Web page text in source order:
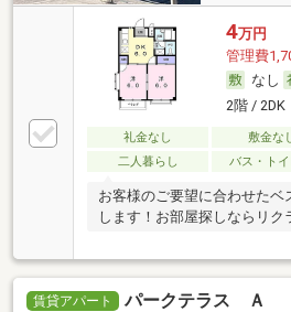
4万円
管理費
なし
2階 / 2DK
礼金なし 敷金な
二人暮らし
バス・ト
お客様のご要望に合わせたベ
します！お部屋探しならリク
賃貸アパート パークテラス Ａ